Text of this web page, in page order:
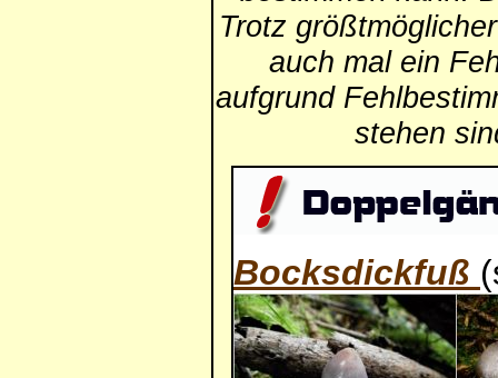
Trotz
auch mal ein
aufgrund
stehen
Bocksdickfuß